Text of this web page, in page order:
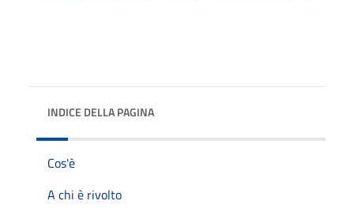
INDICE DELLA PAGINA
Cos'è
A chi è rivolto